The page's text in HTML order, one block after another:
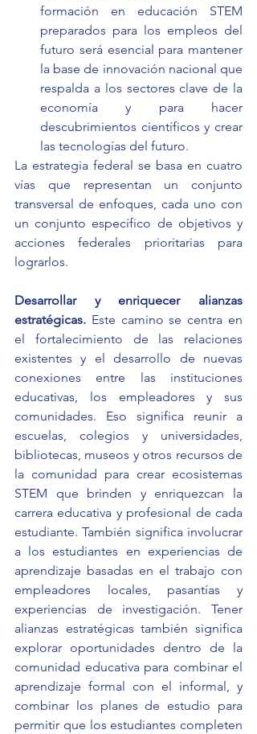
formación en educación STEM
preparados para los empleos del
futuro será esencial para mantener
la base de innovación nacional que
respalda a los sectores clave de la
economía y para hacer
descubrimientos científicos y crear
las tecnologías del futuro.
La estrategia federal se basa en cuatro
vías que representan un conjunto
transversal de enfoques, cada uno con
un conjunto específico de objetivos y
acciones federales prioritarias para
lograrlos.
Desarrollar y enriquecer alianzas
estratégicas. Este camino se centra en
el fortalecimiento de las relaciones
existentes y el desarrollo de nuevas
conexiones entre las instituciones
educativas, los empleadores y sus
comunidades. Eso significa reunir a
escuelas, colegios y universidades,
bibliotecas, museos y otros recursos de
la comunidad para crear ecosistemas
STEM que brinden y enriquezcan la
carrera educativa y profesional de cada
estudiante. También significa involucrar
a los estudiantes en experiencias de
aprendizaje basadas en el trabajo con
empleadores locales, pasantías y
experiencias de investigación. Tener
alianzas estratégicas también significa
explorar oportunidades dentro de la
comunidad educativa para combinar el
aprendizaje formal con el informal, y
combinar los planes de estudio para
permitir que los estudiantes completen